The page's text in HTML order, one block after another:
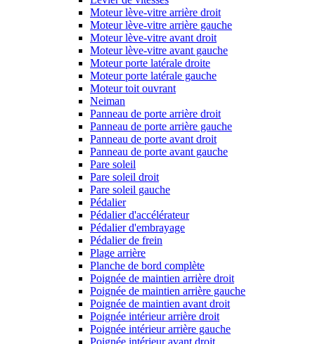
Moteur lève-vitre arrière droit
Moteur lève-vitre arrière gauche
Moteur lève-vitre avant droit
Moteur lève-vitre avant gauche
Moteur porte latérale droite
Moteur porte latérale gauche
Moteur toit ouvrant
Neiman
Panneau de porte arrière droit
Panneau de porte arrière gauche
Panneau de porte avant droit
Panneau de porte avant gauche
Pare soleil
Pare soleil droit
Pare soleil gauche
Pédalier
Pédalier d'accélérateur
Pédalier d'embrayage
Pédalier de frein
Plage arrière
Planche de bord complète
Poignée de maintien arrière droit
Poignée de maintien arrière gauche
Poignée de maintien avant droit
Poignée intérieur arrière droit
Poignée intérieur arrière gauche
Poignée intérieur avant droit